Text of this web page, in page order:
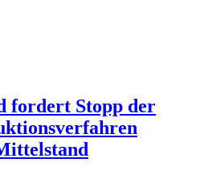
fordert Stopp der